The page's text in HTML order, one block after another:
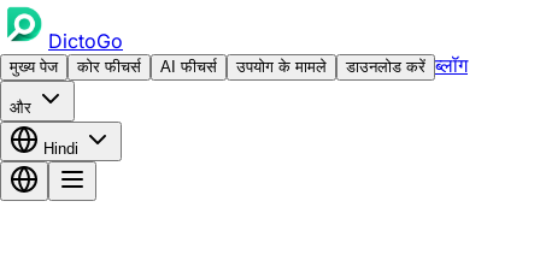
DictoGo
मुख्य पेज कोर फीचर्स AI फीचर्स उपयोग के मामले डाउनलोड करें ब्लॉग
और
Hindi